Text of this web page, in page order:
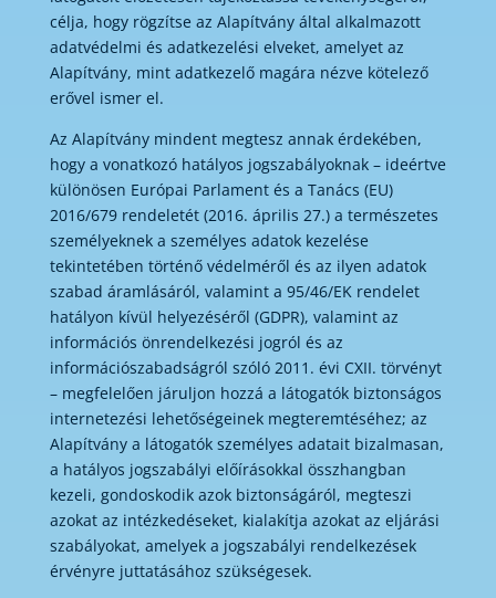
célja, hogy rögzítse az Alapítvány által alkalmazott
adatvédelmi és adatkezelési elveket, amelyet az
Alapítvány, mint adatkezelő magára nézve kötelező
erővel ismer el.
Az Alapítvány mindent megtesz annak érdekében,
hogy a vonatkozó hatályos jogszabályoknak – ideértve
különösen Európai Parlament és a Tanács (EU)
2016/679 rendeletét (2016. április 27.) a természetes
személyeknek a személyes adatok kezelése
tekintetében történő védelméről és az ilyen adatok
szabad áramlásáról, valamint a 95/46/EK rendelet
hatályon kívül helyezéséről (GDPR), valamint az
információs önrendelkezési jogról és az
információszabadságról szóló 2011. évi CXII. törvényt
­– megfelelően járuljon hozzá a látogatók biztonságos
internetezési lehetőségeinek megteremtéséhez; az
Alapítvány a látogatók személyes adatait bizalmasan,
a hatályos jogszabályi előírásokkal összhangban
kezeli, gondoskodik azok biztonságáról, megteszi
azokat az intézkedéseket, kialakítja azokat az eljárási
szabályokat, amelyek a jogszabályi rendelkezések
érvényre juttatásához szükségesek.